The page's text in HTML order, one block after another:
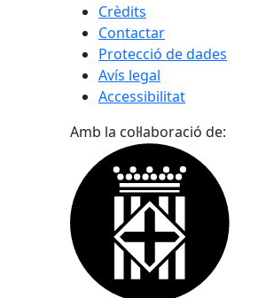
Crèdits
Contactar
Protecció de dades
Avís legal
Accessibilitat
Amb la col·laboració de: